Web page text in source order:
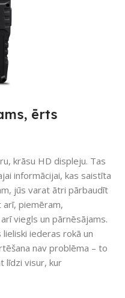
ērts
krāsu HD displeju. Tas
informācijai, kas saistīta
jūs varat ātri pārbaudīt
piemēram,
viegls un pārnēsājams.
iederas rokā un
nav problēma – to
līdzi visur, kur